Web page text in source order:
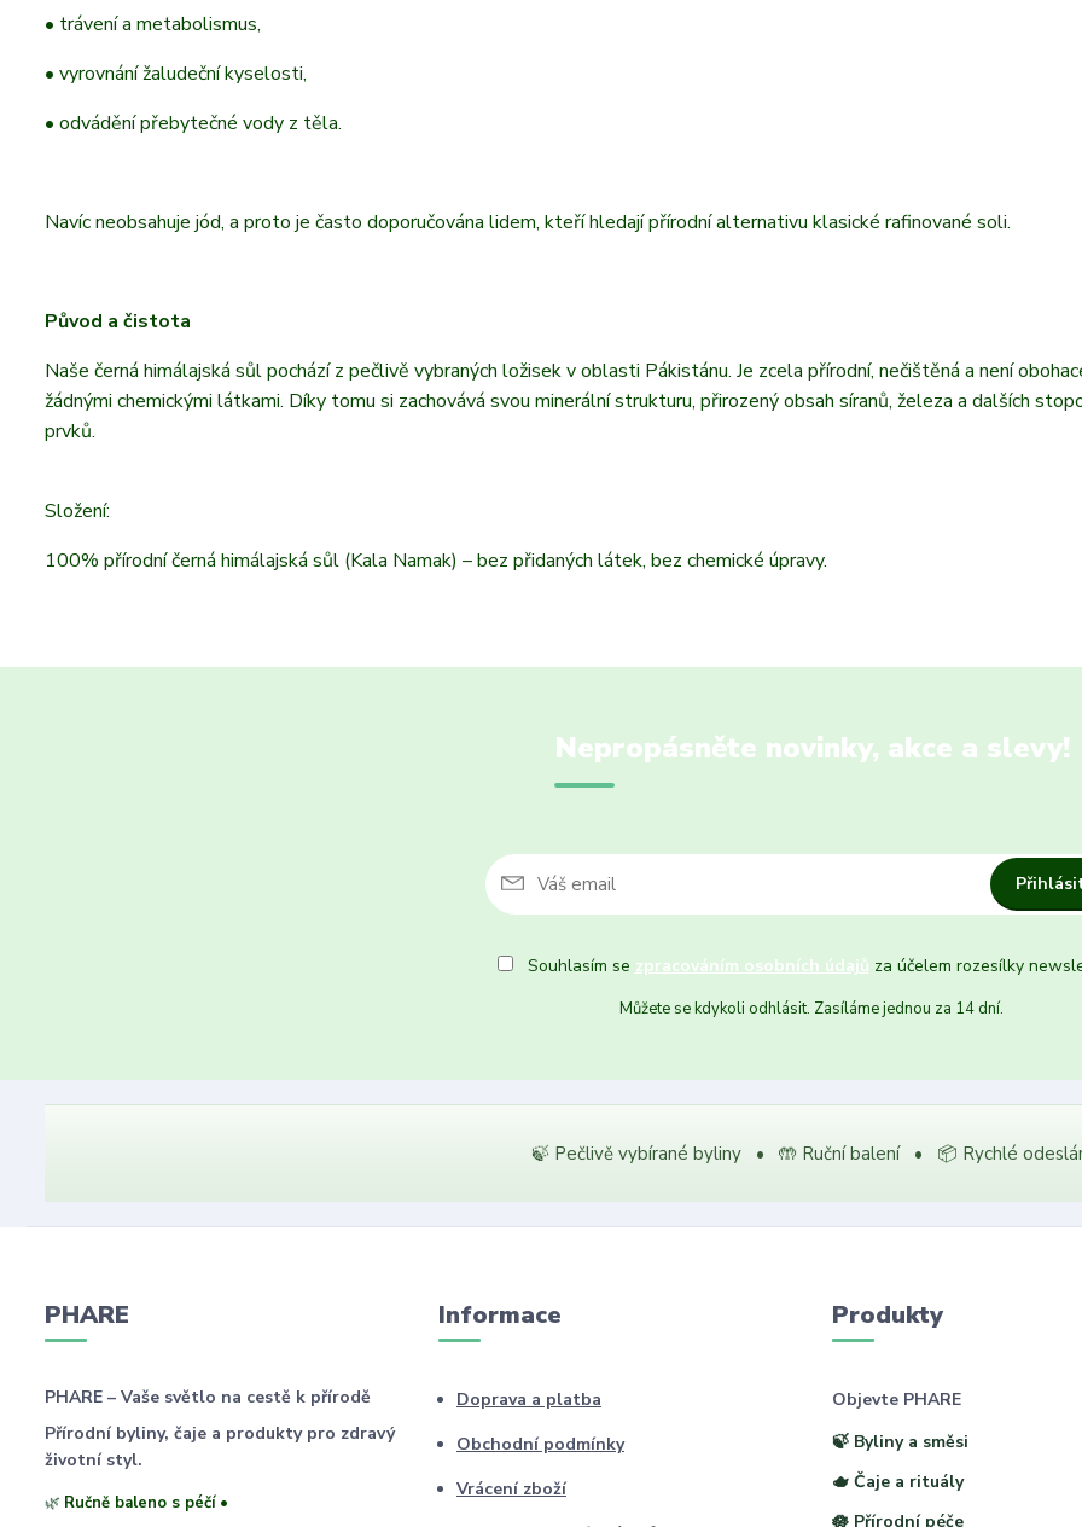
• trávení a metabolismus,
• vyrovnání žaludeční kyselosti,
• odvádění přebytečné vody z těla.
Navíc neobsahuje jód, a proto je často doporučována lidem, kteří hledají přírodní alternativu klasické rafinované soli.
Původ a čistota
Naše černá himálajská sůl pochází z pečlivě vybraných ložisek v oblasti Pákistánu. Je zcela přírodní, nečištěná a není
žádnými chemickými látkami. Díky tomu si zachovává svou minerální strukturu, přirozený obsah síranů, železa a dalších
prvků.
Složení:
100% přírodní černá himálajská sůl (Kala Namak) – bez přidaných látek, bez chemické úpravy.
Nepropásněte novinky, akce a slevy!
Souhlasím se zpracováním osobních údajů za účelem rozesílky
Můžete se kdykoli odhlásit. Zasíláme jednou za 14 dní.
🍃 Pečlivě vybírané byliny • 🤲 Ruční balení • 📦 Rychlé
PHARE
PHARE – Vaše světlo na cestě k přírodě
Přírodní byliny, čaje a produkty pro zdravý
životní styl.
🌿 Ručně baleno s péčí •
Informace
Doprava a platba
Obchodní podmínky
Vrácení zboží
Produkty
Objevte PHARE
🍃 Byliny a směsi
🫖 Čaje a rituály
🪷 Přírodní péče